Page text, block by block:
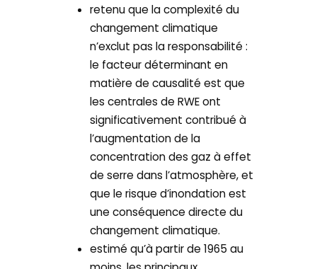
retenu que la complexité du
changement climatique
n’exclut pas la responsabilité :
le facteur déterminant en
matière de causalité est que
les centrales de RWE ont
significativement contribué à
l’augmentation de la
concentration des gaz à effet
de serre dans l’atmosphère, et
que le risque d’inondation est
une conséquence directe du
changement climatique.
estimé qu’à partir de 1965 au